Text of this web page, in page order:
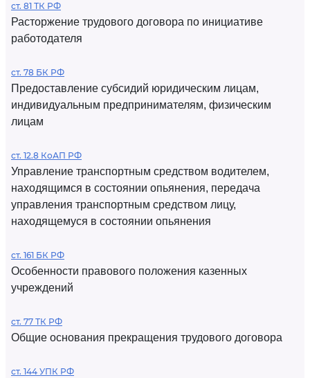
ст. 81 ТК РФ
Расторжение трудового договора по инициативе
работодателя
ст. 78 БК РФ
Предоставление субсидий юридическим лицам,
индивидуальным предпринимателям, физическим
лицам
ст. 12.8 КоАП РФ
Управление транспортным средством водителем,
находящимся в состоянии опьянения, передача
управления транспортным средством лицу,
находящемуся в состоянии опьянения
ст. 161 БК РФ
Особенности правового положения казенных
учреждений
ст. 77 ТК РФ
Общие основания прекращения трудового договора
ст. 144 УПК РФ